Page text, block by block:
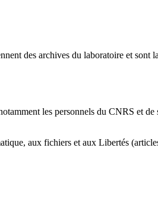
des archives du laboratoire et sont
les personnels du CNRS et de
aux fichiers et aux Libertés